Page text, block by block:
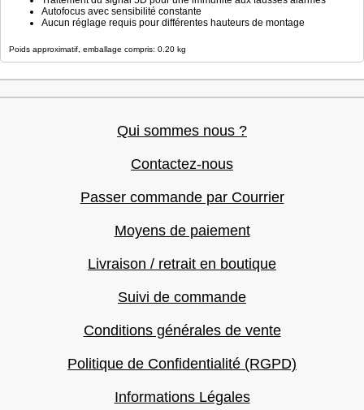
Autofocus avec sensibilité constante
Aucun réglage requis pour différentes hauteurs de montage
Poids approximatif, emballage compris: 0.20 kg
Qui sommes nous ?
Contactez-nous
Passer commande par Courrier
Moyens de paiement
Livraison / retrait en boutique
Suivi de commande
Conditions générales de vente
Politique de Confidentialité (RGPD)
Informations Légales